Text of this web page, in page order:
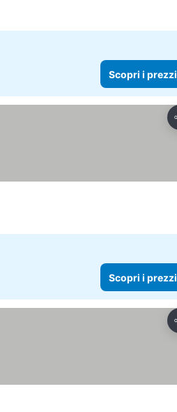
Scopri i prezzi
Scopri i prezzi